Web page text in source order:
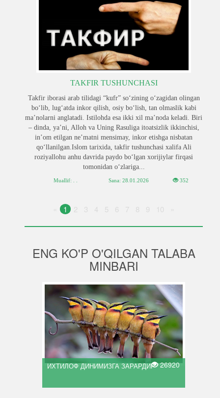
TAKFIR TUSHUNCHASI
Takfir iborasi arab tilidagi “kufr” soʻzining oʻzagidan olingan
boʻlib, lugʻatda inkor qilish, osiy boʻlish, tan olmaslik kabi
maʼnolarni anglatadi. Istilohda esa ­ikki xil maʼnoda keladi. Biri
– dinda, yaʼni, Alloh va Uning Rasuliga itoatsizlik ikkinchisi,
inʼom etilgan neʼmatni mensimay, inkor etishga nisbatan
qoʻllanilgan.Islom tarixida, takfir tushunchasi xalifa Ali
roziyallohu anhu davrida paydo boʻlgan xorijiylar firqasi
tomonidan oʻzlariga...
Muallif: . . Sana: 28.01.2026 352
1 2 3 4 5 6 7 8 9 10
ENG KO'P O'QILGAN TALABA
MINBARI
ИХТИЛОФ ДИНИМИЗГА ЗАРАРДИР 26920